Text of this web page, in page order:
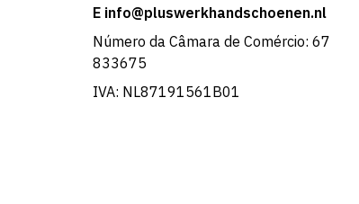
E info@pluswerkhandschoenen.nl
Número da Câmara de Comércio: 67
833675
IVA: NL87191561B01